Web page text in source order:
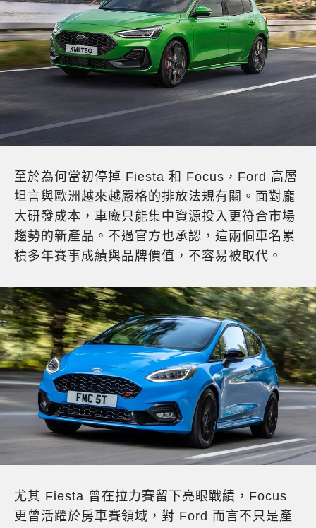
至於為何當初停掉 Fiesta 和 Focus，Ford 高層
坦言與歐洲越來越嚴格的排放法規有關。面對龐
大研發成本，車廠只能集中資源投入更符合市場
趨勢的新產品。不過官方也承認，這兩個車名累
積多年賽事成績與品牌價值，不容易被取代。
尤其 Fiesta 曾在拉力賽留下亮眼戰績，Focus
更曾活躍於房車賽領域，對 Ford 而言不只是產